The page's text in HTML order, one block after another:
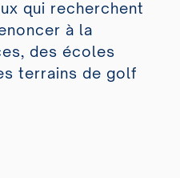
qui recherchent
à la
des écoles
terrains de golf